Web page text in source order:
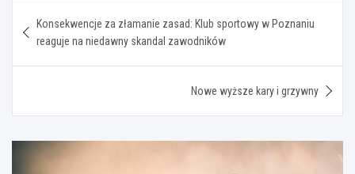
wpisu
Konsekwencje za złamanie zasad: Klub sportowy w Poznaniu
reaguje na niedawny skandal zawodników
Nowe wyższe kary i grzywny